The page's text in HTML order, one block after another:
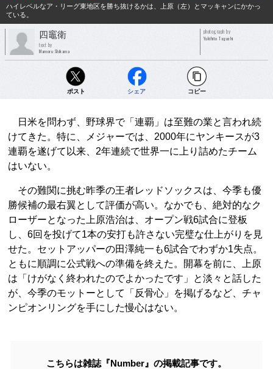
ハイレベルなア・リーグ東地区を勝ち抜けるかは、上原（左）とマッキャンにかかっ
ている。
四竈衛
text by
Mamoru Shikama
photograph by
Yukihito Taguchi
ポスト シェア コピー
日米を問わず、野球界で「連覇」は至難の業と言われ続
けてきた。特に、メジャーでは、2000年にヤンキースが3
連覇を遂げて以来、2年連続で世界一に上り詰めたチーム
はいない。
その難関に挑む昨季の王者レッドソックスは、今季も優
勝候補の最右翼として評価が高い。なかでも、絶対的なク
ローザーとなった上原浩治は、オープン戦6試合に登板
し、6回を投げて1本の安打も許さない完璧な仕上がりを見
せた。セットアッパーの田澤純一も6試合でわずか1失点。
ともに順調に公式戦への準備を終えた。開幕を前に、上原
は「けがなく終われたのでよかったです」と淡々と話した
が、今季のモットーとして「反骨心」を掲げるなど、チャ
ンピオンリングを手にした慢心はない。
こちらは雑誌『Number』の掲載記事です。